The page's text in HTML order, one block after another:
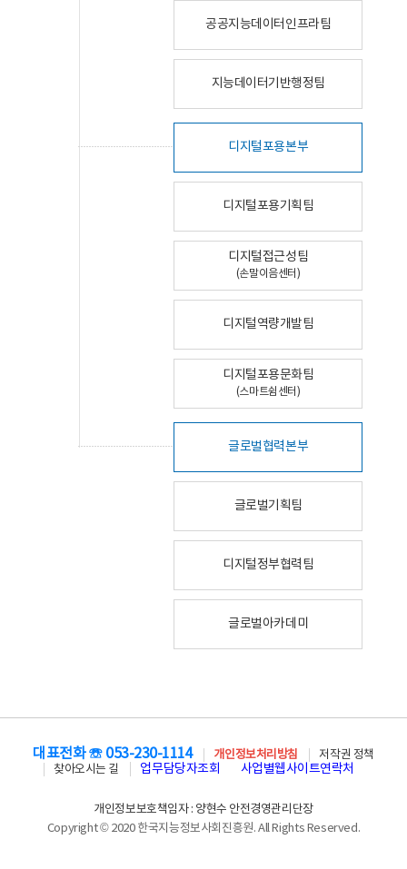
공공지능데이터인프라팀
지능데이터기반행정팀
디지털포용본부
디지털포용기획팀
디지털접근성팀
(손말이음센터)
디지털역량개발팀
디지털포용문화팀
(스마트쉼센터)
글로벌협력본부
글로벌기획팀
디지털정부협력팀
글로벌아카데미
대표전화 ☏ 053-230-1114 개인정보처리방침
저작권 정책
찾아오시는 길
업무담당자조회 사업별웹사이트연락처
개인정보보호책임자 : 양현수 안전경영관리단장
Copyright © 2020 한국지능정보사회진흥원. All Rights Reserved.